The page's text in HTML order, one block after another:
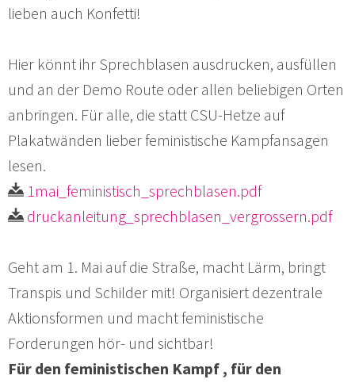
lieben auch Konfetti!
Hier könnt ihr Sprechblasen ausdrucken, ausfüllen
und an der Demo Route oder allen beliebigen Orten
anbringen. Für alle, die statt CSU-Hetze auf
Plakatwänden lieber feministische Kampfansagen
lesen.
1mai_feministisch_sprechblasen.pdf
druckanleitung_sprechblasen_vergrossern.pdf
Geht am 1. Mai auf die Straße, macht Lärm, bringt
Transpis und Schilder mit! Organisiert dezentrale
Aktionsformen und macht feministische
Forderungen hör- und sichtbar!
Für den feministischen Kampf , für den